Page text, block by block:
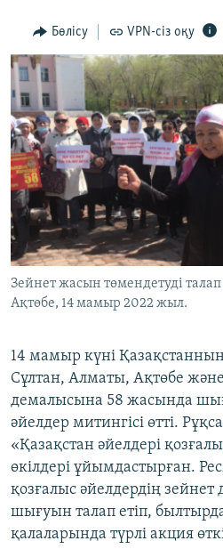
Search
ӘЛЕМ
АРНАЙЫ ЖОБАЛАР
Русский
ЖАЗЫЛЫҢЫЗ
Басқа тілдерде
Бөлісу VPN-сіз оқу
Зейнет жасын төмендетуді талап
Ақтөбе, 14 мамыр 2022 жыл.
14 мамыр күні
Сұлтан, Алматы, Ақтөбе
демалысына 58 жасында
әйелдер митингісі өтті.
«Қазақстан әйелдері
өкілдері ұйымдастырған.
қозғалыс әйелдердің
шығуын талап етіп,
қалаларында түрлі акция